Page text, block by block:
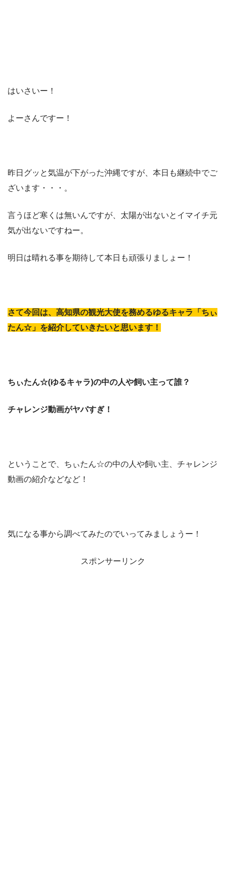
はいさいー！
よーさんですー！
昨日グッと気温が下がった沖縄ですが、本日も継続中でご
ざいます・・・。
言うほど寒くは無いんですが、太陽が出ないとイマイチ元
気が出ないですねー。
明日は晴れる事を期待して本日も頑張りましょー！
さて今回は、高知県の観光大使を務めるゆるキャラ「ちぃ
たん☆」を紹介していきたいと思います！
ちぃたん☆(ゆるキャラ)の中の人や飼い主って誰？
チャレンジ動画がヤバすぎ！
ということで、ちぃたん☆の中の人や飼い主、チャレンジ
動画の紹介などなど！
気になる事から調べてみたのでいってみましょうー！
スポンサーリンク